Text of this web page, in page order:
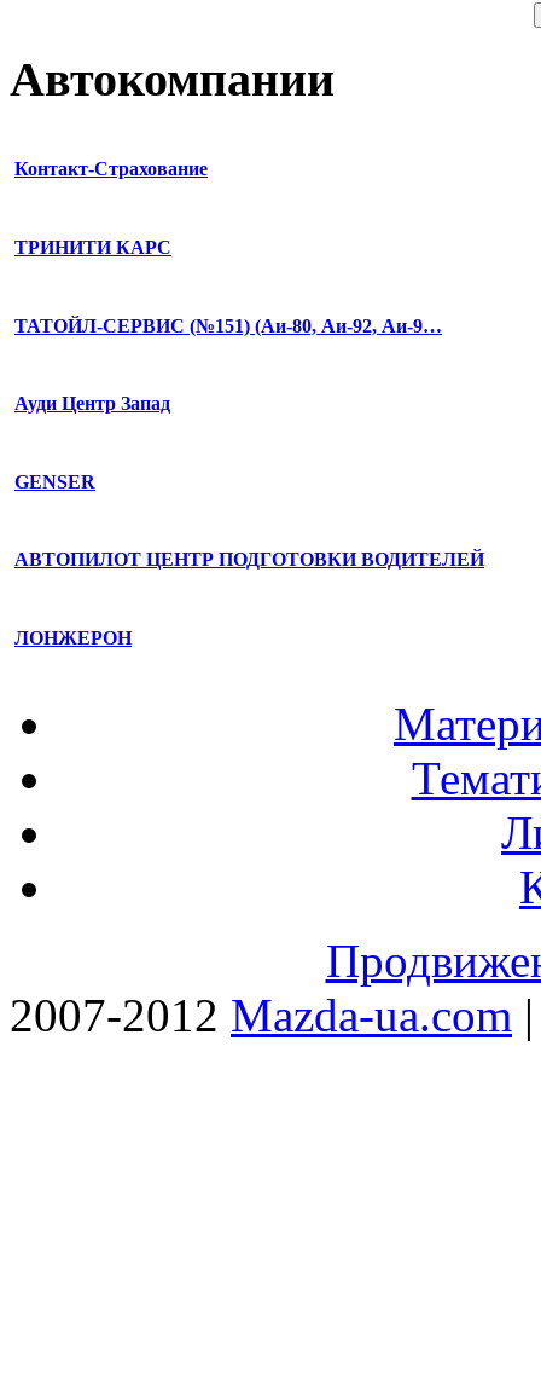
Автокомпании
Контакт-Страхование
ТРИНИТИ КАРС
ТАТОЙЛ-СЕРВИС (№151) (Аи-80, Аи-92, Аи-9…
Ауди Центр Запад
GENSER
АВТОПИЛОТ ЦЕНТР ПОДГОТОВКИ ВОДИТЕЛЕЙ
ЛОНЖЕРОН
2007-2012 Mazda-ua.com